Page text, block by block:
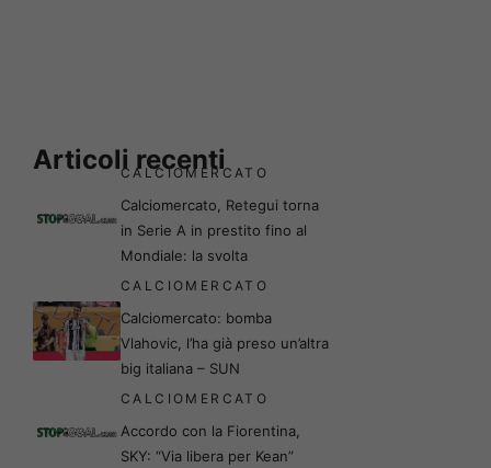
Articoli recenti
CALCIOMERCATO
Calciomercato, Retegui torna
in Serie A in prestito fino al
Mondiale: la svolta
CALCIOMERCATO
Calciomercato: bomba
Vlahovic, l’ha già preso un’altra
big italiana – SUN
CALCIOMERCATO
Accordo con la Fiorentina,
SKY: “Via libera per Kean”